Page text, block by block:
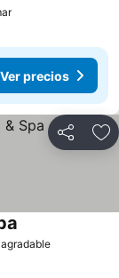
Ver precios
Compartir